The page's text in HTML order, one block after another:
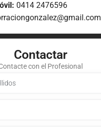
0414 2476596
Contactar
con el Profesional